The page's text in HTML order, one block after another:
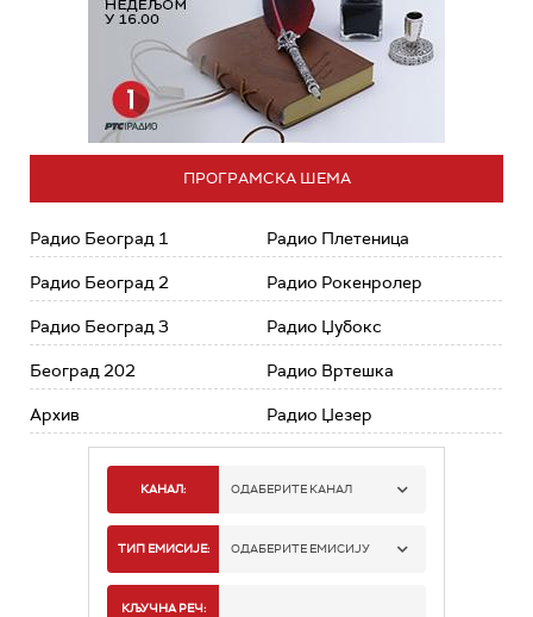
ПРОГРАМСКА ШЕМА
Радио Београд 1
Радио Београд 2
Радио Београд 3
Београд 202
Архив
Радио Плетеница
Радио Рокенролер
Радио Џубокс
Радио Вртешка
Радио Џезер
КАНАЛ: ОДАБЕРИТЕ КАНАЛ
РАДИО БЕОГРАД 1
ТИП ЕМИСИЈЕ: ОДАБЕРИТЕ ЕМИСИЈУ
КЉУЧНА РЕЧ: